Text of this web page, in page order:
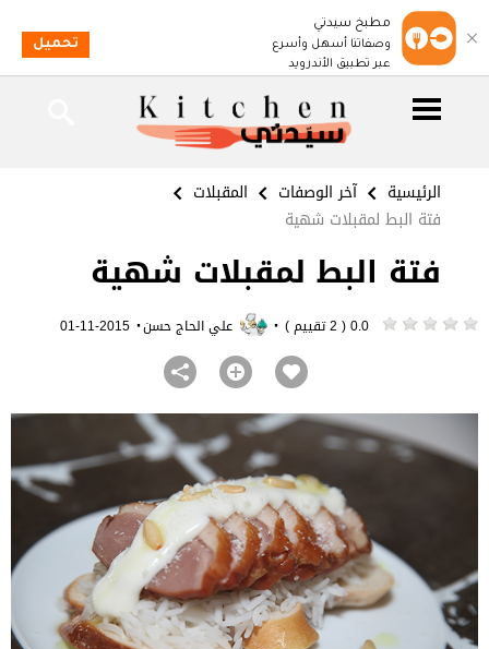
الرئيسية آخر الوصفات
المقبلات
فتة البط لمقبلات شهية
فتة البط لمقبلات شهية
· علي الحاج حسن·
2015-11-01
مطبخ سيدتي
وصفاتنا أسهل وأسرع
عبر تطبيق الأندرويد
تحميل